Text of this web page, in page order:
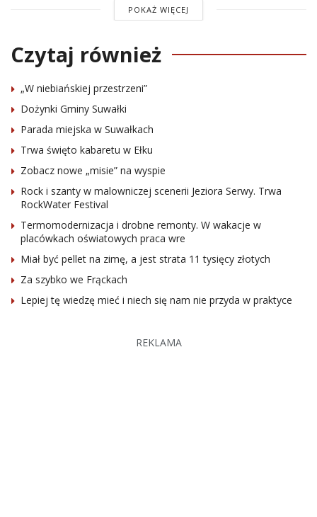
POKAŻ WIĘCEJ
Czytaj również
„W niebiańskiej przestrzeni”
Dożynki Gminy Suwałki
Parada miejska w Suwałkach
Trwa święto kabaretu w Ełku
Zobacz nowe „misie” na wyspie
Rock i szanty w malowniczej scenerii Jeziora Serwy. Trwa
RockWater Festival
Termomodernizacja i drobne remonty. W wakacje w
placówkach oświatowych praca wre
Miał być pellet na zimę, a jest strata 11 tysięcy złotych
Za szybko we Frąckach
Lepiej tę wiedzę mieć i niech się nam nie przyda w praktyce
REKLAMA